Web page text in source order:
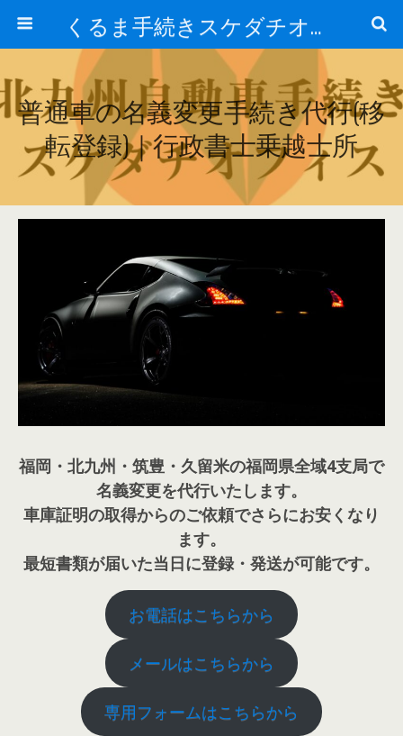
くるま手続きスケダチオフィス
普通車の名義変更手続き代行(移
転登録)｜行政書士乗越士所
福岡・北九州・筑豊・久留米の福岡県全域4支局で
名義変更を代行いたします。
車庫証明の取得からのご依頼でさらにお安くなり
ます。
最短書類が届いた当日に登録・発送が可能です。
お電話はこちらから
メールはこちらから
専用フォームはこちらから